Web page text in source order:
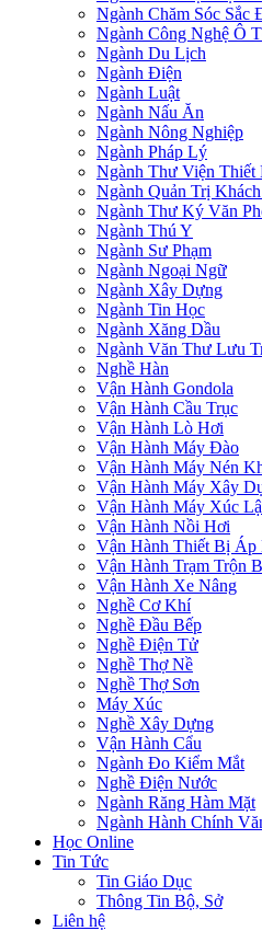
Ngành Chăm Sóc Sắc
Ngành Công Nghệ Ô
Ngành Du Lịch
Ngành Điện
Ngành Luật
Ngành Nấu Ăn
Ngành Nông Nghiệp
Ngành Pháp Lý
Ngành Thư Viện Thiết
Ngành Quản Trị Khách
Ngành Thư Ký Văn
Ngành Thú Y
Ngành Sư Phạm
Ngành Ngoại Ngữ
Ngành Xây Dựng
Ngành Tin Học
Ngành Xăng Dầu
Ngành Văn Thư Lưu
Nghề Hàn
Vận Hành Gondola
Vận Hành Cầu Trục
Vận Hành Lò Hơi
Vận Hành Máy Đào
Vận Hành Máy Nén
Vận Hành Máy Xây
Vận Hành Máy Xúc
Vận Hành Nồi Hơi
Vận Hành Thiết Bị Áp
Vận Hành Trạm Trộn
Vận Hành Xe Nâng
Nghề Cơ Khí
Nghề Đầu Bếp
Nghề Điện Tử
Nghề Thợ Nề
Nghề Thợ Sơn
Máy Xúc
Nghề Xây Dựng
Vận Hành Cẩu
Ngành Đo Kiểm Mắt
Nghề Điện Nước
Ngành Răng Hàm Mặt
Ngành Hành Chính
Học Online
Tin Tức
Tin Giáo Dục
Thông Tin Bộ, Sở
Liên hệ